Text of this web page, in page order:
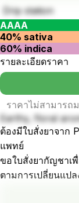
Drip station
AAAA
40% sativa
60% indica
รายละเอียดราคา
ราคาไม่สามารถ
Earthy, floral
ต้องมีใบสั่งยาจาก
แพทย์
ขอใบสั่งยากัญชาเ
ตามการเปลี่ยนแป